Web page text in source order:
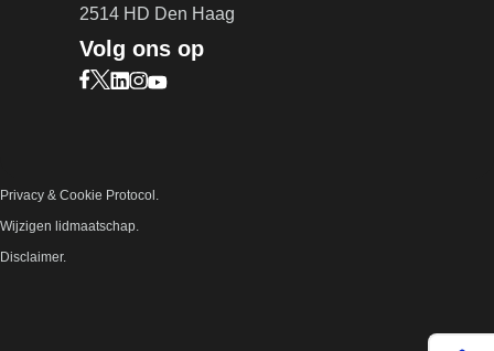
2514 HD Den Haag
Volg ons op
Bezoek onze Facebook pagina (opent in nieuw
Bezoek onze X pagina (opent in nieuw tabblad)
Bezoek onze LinkedIn pagina (opent in nieuw
Bezoek onze Instagram pagina (opent in
Bezoek onze YouTube pagina (opent in
Privacy & Cookie Protocol.
Wijzigen lidmaatschap.
Disclaimer.